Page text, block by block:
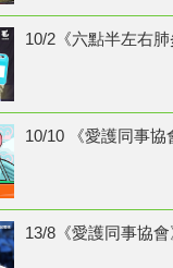
10/2《六點半左右
10/10 《愛護同事
13/8《愛護同事協